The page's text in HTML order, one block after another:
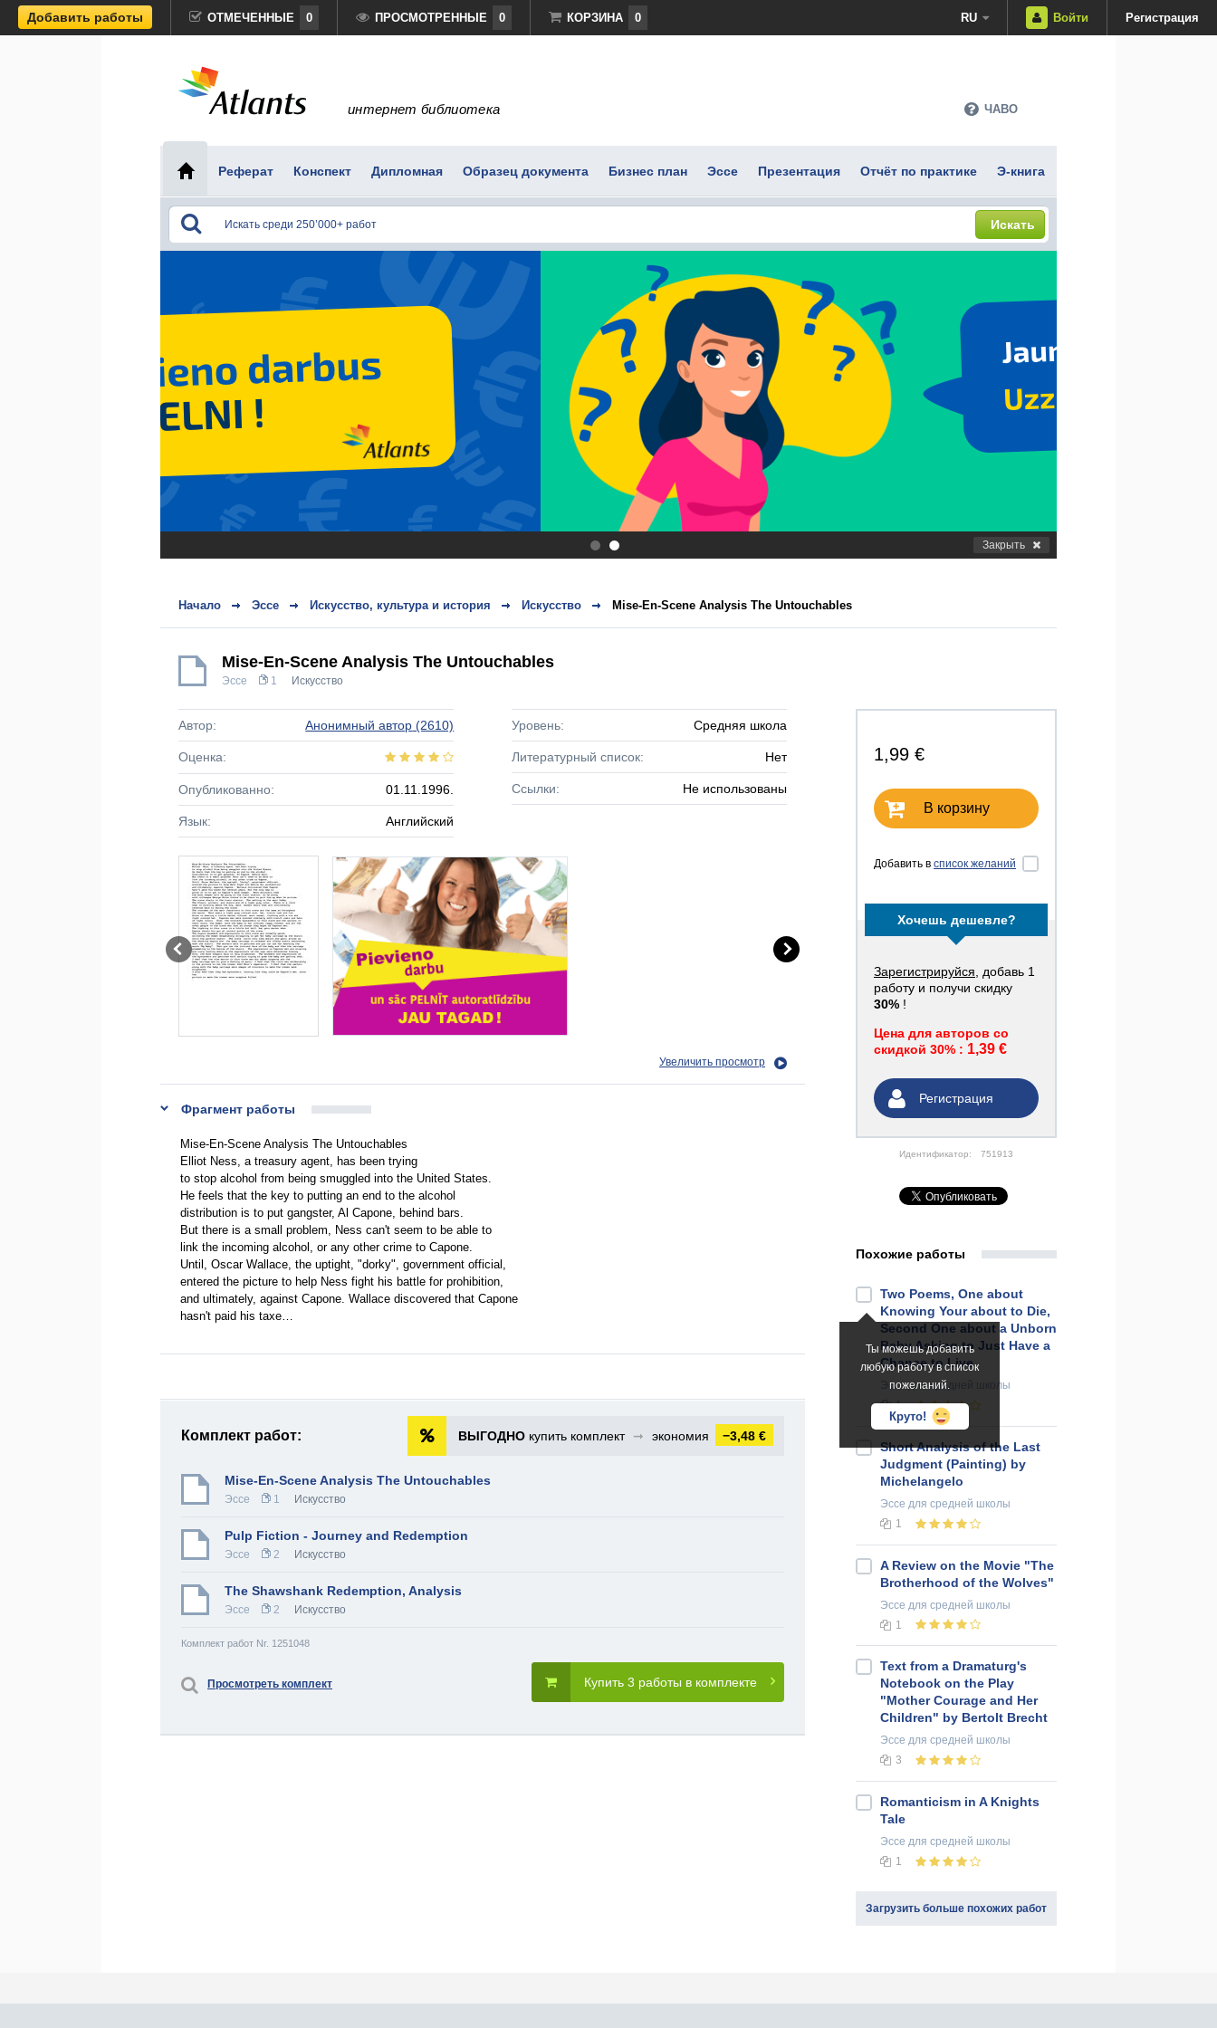
Добавить работы ОТМЕЧЕННЫЕ 0 ПРОСМОТРЕННЫЕ 0 КОРЗИНА 0 RU Войти Регистрация
интернет библиотека ЧАВО
Реферат Конспект Дипломная Образец документа Бизнес план Эссе Презентация Отчёт по практике Э-книга
Искать
. Закрыть
Начало Эссе Искусство, культура и история Искусство Mise-En-Scene Analysis The Untouchables
Mise-En-Scene Analysis The Untouchables
Эссе 1 Искусство
1,99 €
В корзину
Добавить в список желаний
Хочешь дешевле?
Зарегистрируйся , добавь 1
работу и получи скидку
30% !
Цена для авторов со
скидкой 30% : 1,39 €
Регистрация
Идентификатор: 751913
Автор: Анонимный автор (2610)
Оценка:
Опубликованно: 01.11.1996.
Язык: Английский
Уровень: Средняя школа
Литературный список: Нет
Ссылки: Не использованы
Увеличить просмотр
Фрагмент работы
Mise-En-Scene Analysis The Untouchables
Elliot Ness, a treasury agent, has been trying
to stop alcohol from being smuggled into the United States.
He feels that the key to putting an end to the alcohol
distribution is to put gangster, Al Capone, behind bars.
But there is a small problem, Ness can't seem to be able to
link the incoming alcohol, or any other crime to Capone.
Until, Oscar Wallace, the uptight, "dorky", government official,
entered the picture to help Ness fight his battle for prohibition,
and ultimately, against Capone. Wallace discovered that Capone
hasn't paid his taxe…
Комплект работ: ВЫГОДНО купить комплект ➞ экономия −3,48 €
Mise-En-Scene Analysis The Untouchables
Эссе 1 Искусство
Pulp Fiction - Journey and Redemption
Эссе 2 Искусство
The Shawshank Redemption, Analysis
Эссе 2 Искусство
Комплект работ Nr. 1251048
Купить 3 работы в комплекте
Просмотреть комплект
Похожие работы
Ты можешь добавить
любую работу в список
пожеланий.
Круто!
Two Poems, One about
Knowing Your about to Die,
Second One about a Unborn
Baby Asking to Just Have a
Chance to Live
Эсседля средней школы
1
Short Analysis of the Last
Judgment (Painting) by
Michelangelo
Эссе для средней школы
1
A Review on the Movie "The
Brotherhood of the Wolves"
Эссе для средней школы
1
Text from a Dramaturg's
Notebook on the Play
"Mother Courage and Her
Children" by Bertolt Brecht
Эссе для средней школы
3
Romanticism in A Knights
Tale
Эссе для средней школы
1
Загрузить больше похожих работ